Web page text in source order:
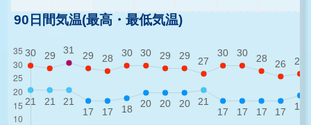
90日間気温(最高・最低気温)